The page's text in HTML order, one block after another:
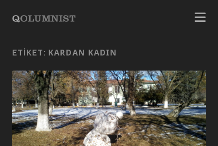
ETIKET: KARDAN KADIN